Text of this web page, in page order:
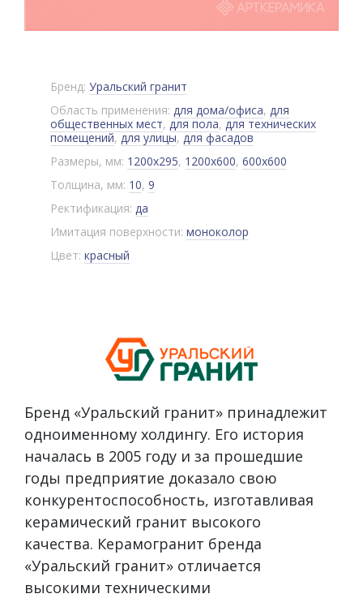
Бренд: Уральский гранит
Область применения: для дома/офиса, для
общественных мест, для пола,для технических
помещений,для улицы,для фасадов
Размеры, мм: 1200x295, 1200x600, 600x600
Толщина, мм: 10, 9
Ректификация: да
Имитация поверхности: моноколор
Цвет: красный
Бренд «Уральский гранит» принадлежит
одноименному холдингу. Его история
началась в 2005 году и за прошедшие
годы предприятие доказало свою
конкурентоспособность, изготавливая
керамический гранит высокого
качества. Керамогранит бренда
«Уральский гранит» отличается
высокими техническими